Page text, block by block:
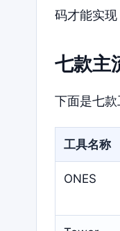
码才能实现
七款主
下面是七款
工具名称
ONES